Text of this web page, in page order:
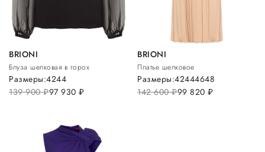
BRIONI
Блуза шелковая в горох
139 900руб.97 930 руб.
Размеры:4244
BRIONI
Платье шелковое
142 600руб.99 820руб.
Размеры:42444648